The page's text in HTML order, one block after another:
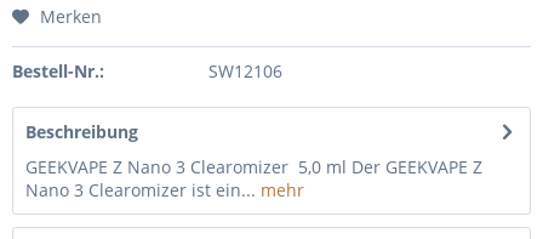
Merken
Bestell-Nr.: SW12106
Beschreibung
GEEKVAPE Z Nano 3 Clearomizer 5,0 ml Der GEEKVAPE Z
Nano 3 Clearomizer ist ein... mehr